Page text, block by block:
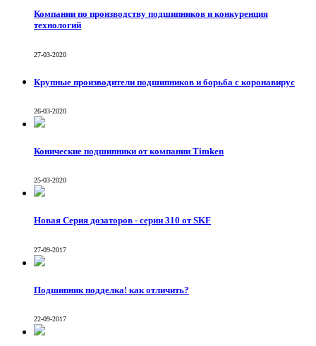
Компании по производству подшипников и конкуренция
технологий
27-03-2020
Крупные производители подшипников и борьба с коронавирус
26-03-2020
Конические подшипники от компании Тimken
25-03-2020
Новая Серия дозаторов - серии 310 от SKF
27-09-2017
Подшипник подделка! как отличить?
22-09-2017